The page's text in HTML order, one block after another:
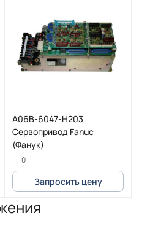
A06B-6047-H203
Сервопривод Fanuc
(Фанук)
0
Запросить цену